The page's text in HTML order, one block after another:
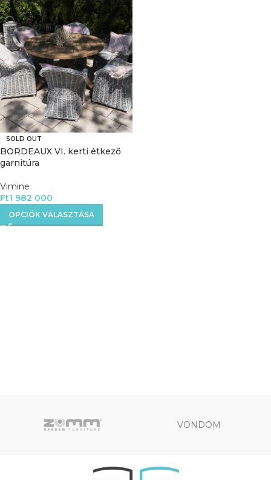
SOLD OUT
BORDEAUX VI. kerti étkező
garnitúra
Vimine
Ft1 982 000
OPCIÓK VÁLASZTÁSA
VONDOM